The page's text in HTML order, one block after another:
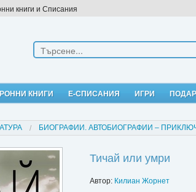
книги и Списания
КНИГИ Е-СПИСАНИЯ ИГРИ
БИОГРАФИИ. АВТОБИОГРАФИИ –
Тичай или умри
Автор: Килиан Жорнет